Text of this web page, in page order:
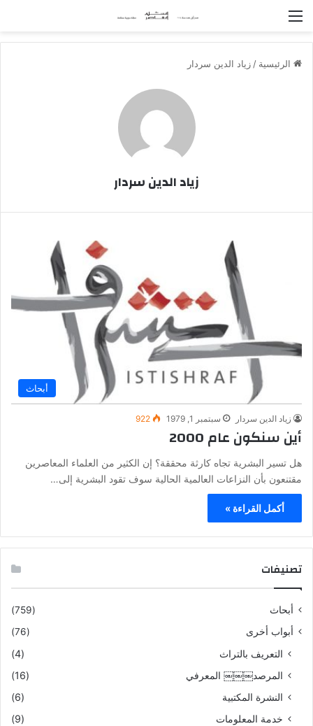
الرئيسية / زياد الدين سردار
زياد الدين سردار
أبحاث
زياد الدين سردار سبتمبر 1, 1979 922
أين سنكون عام 2000
هل تسير البشرية تجاه كارثة محققة؟ إن الكثير من العلماء المعاصرين
مقتنعون بأن النزاعات العالمية الحالية سوف تقود البشرية إلى…
أكمل القراءة »
تصنيفات
أبحاث
(759)
أبواب أخرى
(76)
التعريف بالتراث
(4)
المرصد￼￼￼ المعرفي
(16)
النشرة المكتبية
(6)
خدمة المعلومات
(9)